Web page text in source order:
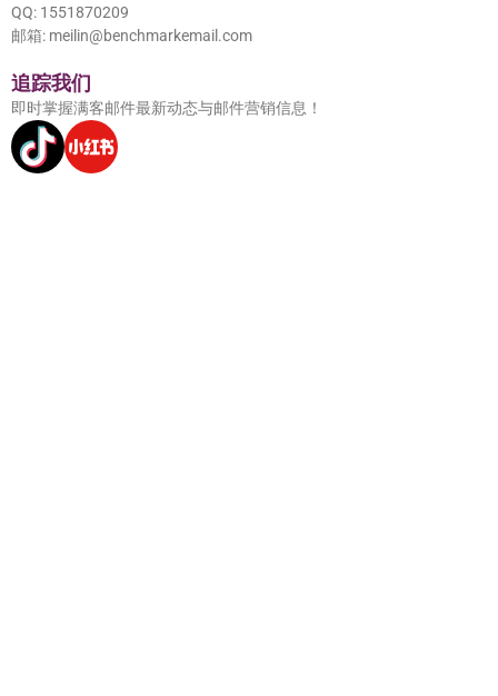
QQ: 1551870209
邮箱: meilin@benchmarkemail.com
追踪我们
即时掌握满客邮件最新动态与邮件营销信息！